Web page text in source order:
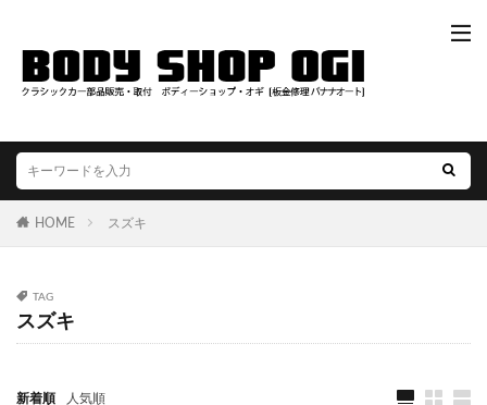
HOME スズキ
TAG
スズキ
新着順 人気順